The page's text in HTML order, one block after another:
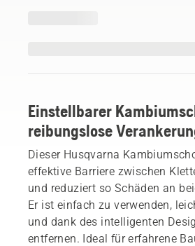
Einstellbarer
reibungslose
Dieser Husqvarna
effektive Barriere zwischen
und reduziert so Schäden an
Er ist einfach zu verwenden,
und dank des intelligenten
entfernen. Ideal für erfahrene